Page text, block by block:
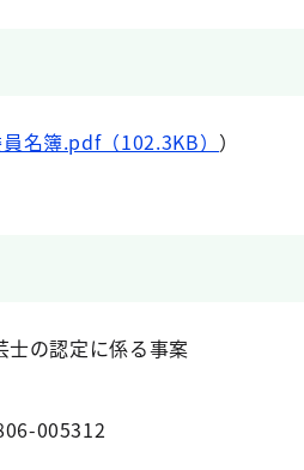
名簿.pdf（102.3KB） ）
士の認定に係る事案
005312